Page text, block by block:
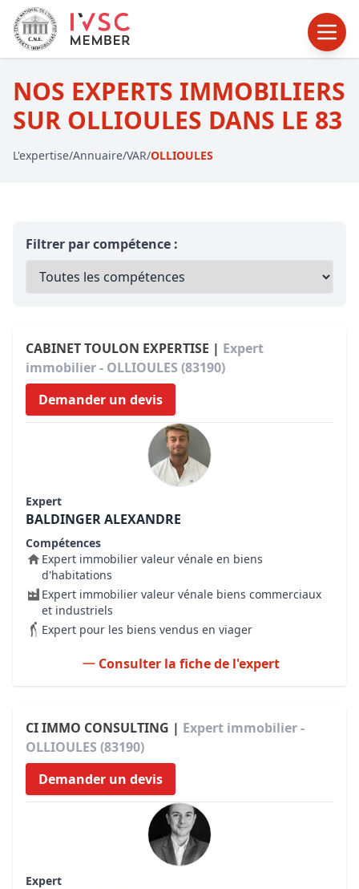
NOS EXPERTS IMMOBILIERS
SUR OLLIOULES DANS LE 83
L'expertise/Annuaire/VAR/OLLIOULES
Filtrer par compétence :
CABINET TOULON EXPERTISE | Expert
immobilier - OLLIOULES (83190)
Demander un devis
Expert
BALDINGER ALEXANDRE
Compétences
Expert immobilier valeur vénale en biens
d'habitations
Expert immobilier valeur vénale biens commerciaux
et industriels
Expert pour les biens vendus en viager
Consulter la fiche de l'expert
CI IMMO CONSULTING | Expert immobilier -
OLLIOULES (83190)
Demander un devis
Expert